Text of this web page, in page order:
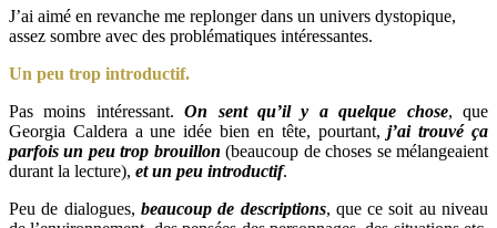
J’ai aimé en revanche me replonger dans un univers dystopique,
assez sombre avec des problématiques intéressantes.
Un peu trop introductif.
Pas moins intéressant.On sent qu’il y a quelque chose, que
Georgia Caldera a une idée bien en tête, pourtant,j’ai trouvé ça
parfois un peu trop brouillon (beaucoup de choses se mélangeaient
durant la lecture), et un peu introductif.
Peu de dialogues, beaucoup de descriptions, que ce soit au niveau